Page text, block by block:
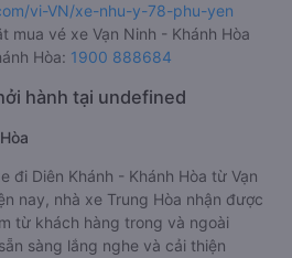
vi-VN/xe-nhu-y-78-phu-yen
mua vé xe Vạn Ninh - Khánh Hòa
Hòa: 1900 888684
hành tại undefined
đi Diên Khánh - Khánh Hòa từ Vạn
nay, nhà xe Trung Hòa nhận được
từ khách hàng trong và ngoài
sàng lắng nghe và cải thiện